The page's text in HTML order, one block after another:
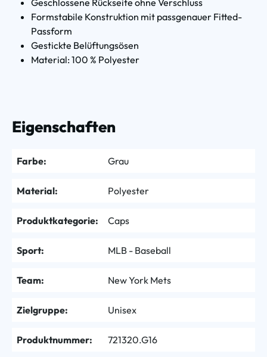
Formstabile Konstruktion mit passgenauer Fitted-
Passform
Gestickte Belüftungsösen
Material: 100 % Polyester
Eigenschaften
Farbe: Grau
Material: Polyester
Produktkategorie: Caps
Sport: MLB - Baseball
Team: New York Mets
Zielgruppe: Unisex
Produktnummer: 721320.G16